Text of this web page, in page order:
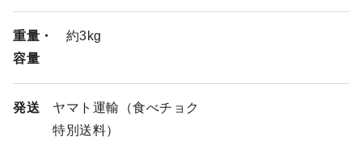
重量・
容量
約3kg
発送
ヤマト運輸（食べチョク
特別送料）